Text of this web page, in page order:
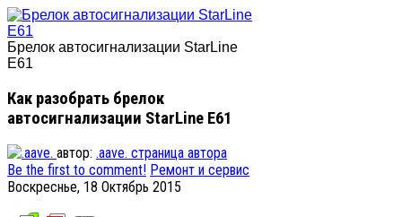
Брелок автосигнализации StarLine
E61
Как разобрать брелок
автосигнализации StarLine E61
автор: .aave. страница автора
Be the first to comment! Ремонт и сервис
Воскреснье, 18 Октябрь 2015